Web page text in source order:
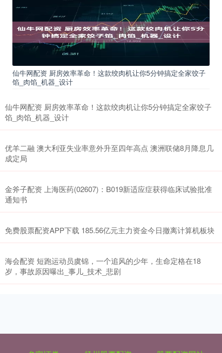
仙牛网配资 厨房效率革命！这款绞肉机让你5分钟搞定全家饺子
馅_肉馅_机器_设计
仙牛网配资 厨房效率革命！这款绞肉机让你5分钟搞定全家饺子
馅_肉馅_机器_设计
优羊二融 澳大利亚失业率意外升至四年高点 澳洲联储8月降息几
成定局
金斧子配资 上海医药(02607)：B019新适应症获得临床试验批准
通知书
免费股票配资APP下载 185.56亿元主力资金今日撤离计算机板块
海会配资 短跑运动员虞锦，一个追风的少年，生命定格在18
岁，事故原因曝出_事儿_技术_悲剧